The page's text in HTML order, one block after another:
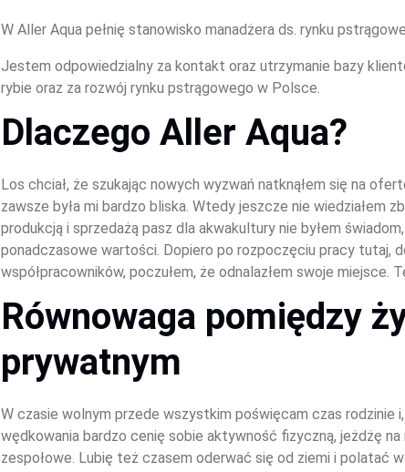
W Aller Aqua pełnię stanowisko manadżera ds. rynku
Jestem odpowiedzialny za kontakt oraz utrzymanie bazy
rybie oraz za rozwój rynku pstrągowego w Polsce.
Dlaczego Aller Aqua?
Los chciał, że szukając nowych wyzwań natknąłem się na
zawsze była mi bardzo bliska. Wtedy jeszcze nie wiedziałem
produkcją i sprzedażą pasz dla akwakultury nie byłem
ponadczasowe wartości. Dopiero po rozpoczęciu pracy tutaj,
współpracowników, poczułem, że odnalazłem swoje miejsce.
Równowaga pomiędzy
prywatnym
W czasie wolnym przede wszystkim poświęcam czas rodzinie
wędkowania bardzo cenię sobie aktywność fizyczną, jeżdżę
zespołowe. Lubię też czasem oderwać się od ziemi i polatać